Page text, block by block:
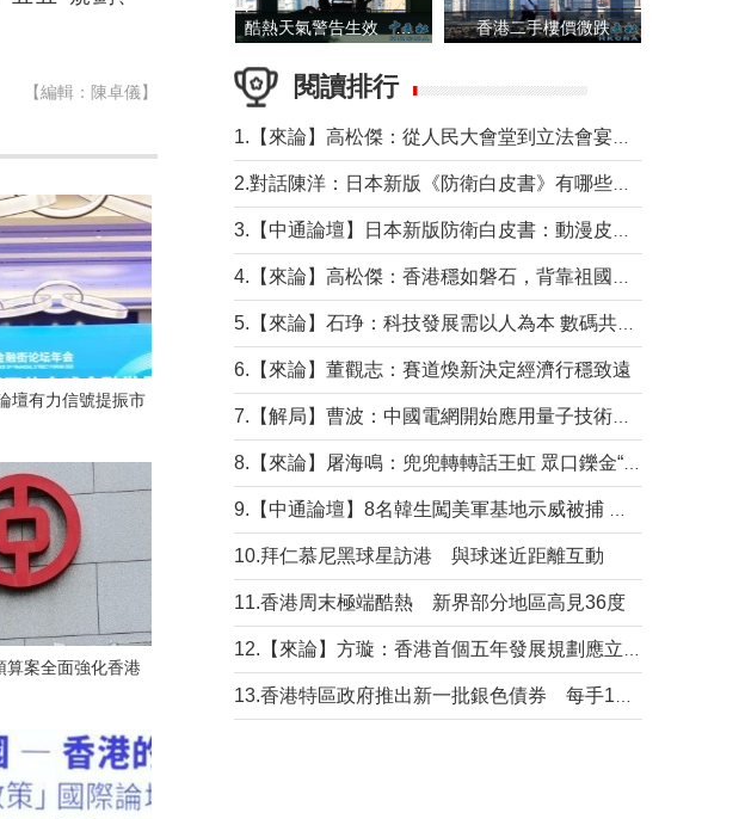
【編輯：陳卓儀】
壇有力信號提振市
算案全面強化香港
酷熱天氣警告生效 本港高溫持續至下周 香港二手樓價微跌
閱讀排行
6.【來論】董觀志：賽道煥新決定經濟行穩致遠
10.拜仁慕尼黑球星訪港 與球迷近距離互動
11.香港周末極端酷熱 新界部分地區高見36度